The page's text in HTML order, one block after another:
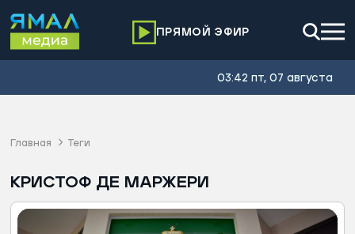
ПРЯМОЙ ЭФИР
03:42 пт, 07 августа
Главная Теги
КРИСТОФ ДЕ МАРЖЕРИ